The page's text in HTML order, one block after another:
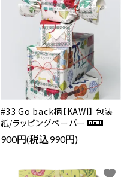
#33 Go back柄【KAWI】 包装
紙/ラッピングペーパー
900円(税込990円)
favorite